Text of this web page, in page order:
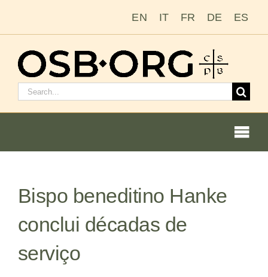
conteúdo
EN IT FR DE ES
Pesquisar
A ordem beneditina
Tornar-se monge ou freira
Bispo beneditino Hanke
conclui décadas de
serviço